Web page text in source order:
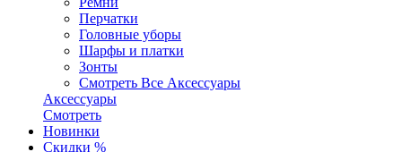
Перчатки
Головные уборы
Шарфы и платки
Зонты
Смотреть Все Аксессуары
Аксессуары
Смотреть
Новинки
Скидки %